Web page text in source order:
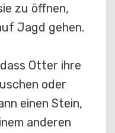
zu öffnen,
Jagd gehen.
Otter ihre
oder
einen Stein,
anderen